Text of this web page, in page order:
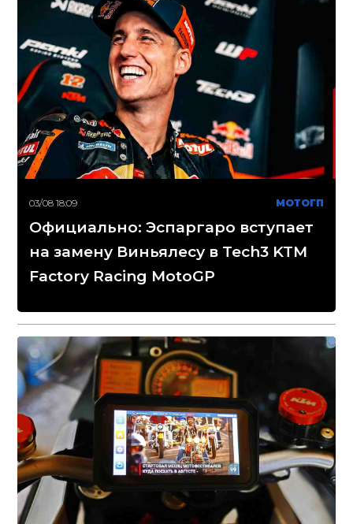
03/08 18:09 МОТОГП
Официально: Эспаргаро вступает
на замену Виньялесу в Tech3 KTM
Factory Racing MotoGP